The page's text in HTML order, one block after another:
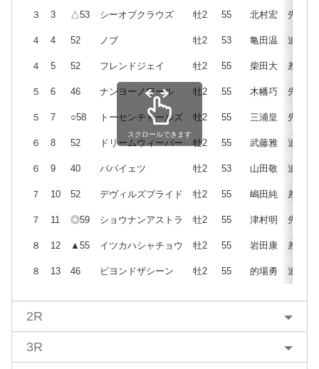
３ 3 △53 シーオブクラウズ 牡2 55 北村宏 先
４ 4 52 ノブ 牡2 53 亀田温 追
４ 5 52 フレンドジェイ 牡2 55 柴田大 差
５ 6 46 ナンヨーノワール 牡2 55 木幡巧 先
５ 7 ○58 トーセンチャールズ 牡2 55 三浦皇 先
６ 8 52 ドリームウィーバー 牡2 55 武藤雅 追
６ 9 40 ババイェツ 牡2 53 山田敬 追
７ 10 52 デヴィルズプライド 牡2 55 嶋田純 差
７ 11 ◎59 ショウナンアストラ 牡2 55 津村明 先
８ 12 ▲55 イツカハシャチョウ 牡2 55 岩田康 差
８ 13 46 ビヨンドザシーン 牡2 55 的場勇 追
スクロールできます
2R
3R